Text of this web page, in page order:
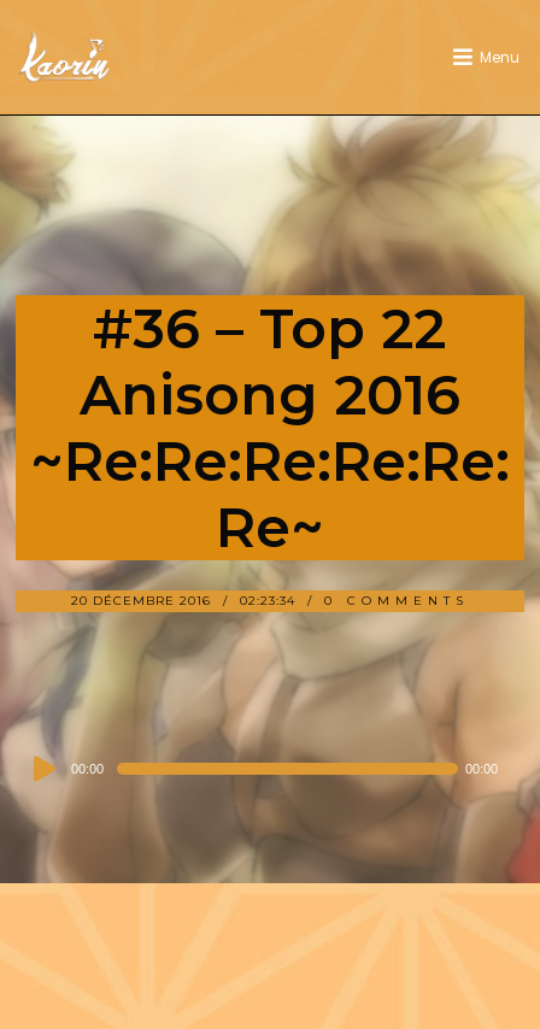
Menu
#36 – Top 22
Anisong 2016
~Re:Re:Re:Re:Re:
Re~
20 DÉCEMBRE 2016 02:23:34 0 COMMENTS
Audio
Player
00:00 00:00